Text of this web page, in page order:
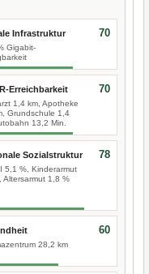
Infrastruktur
Gigabit-
70
Erreichbarkeit
1,4 km, Apotheke
Grundschule 1,4
13,2 Min.
70
Sozialstruktur
5,1 %, Kinderarmut
Altersarmut 1,8 %
78
28,2 km
60